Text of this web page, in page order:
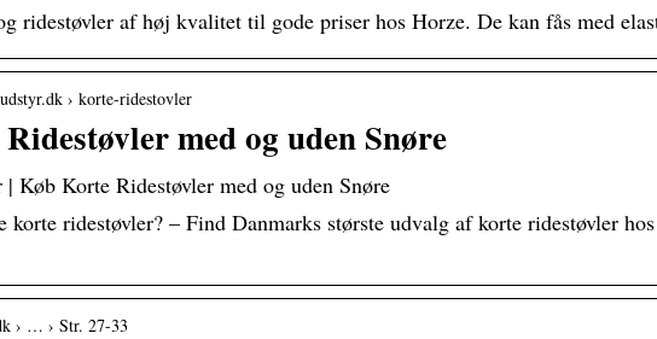
ridestøvler af høj kvalitet til gode priser hos Horze. De kan fås med
› korte-ridestovler
med og uden Snøre
Køb Korte Ridestøvler med og uden Snøre
korte ridestøvler? – Find Danmarks største udvalg af korte ridestøvler
› … › Str. 27-33